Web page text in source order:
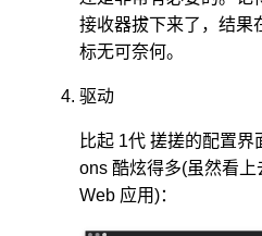
接收器拔下来了，结果
标无可奈何。
驱动
比起 1代 搓搓的配置
ons 酷炫得多(虽然看
Web 应用)：